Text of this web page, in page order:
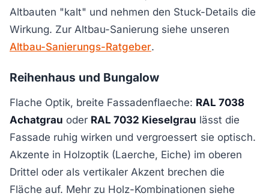
Altbauten "kalt" und nehmen den Stuck-Details die
Wirkung. Zur Altbau-Sanierung siehe unseren
Altbau-Sanierungs-Ratgeber.
Reihenhaus und Bungalow
Flache Optik, breite Fassadenflaeche: RAL 7038
Achatgrau oder RAL 7032 Kieselgrau lässt die
Fassade ruhig wirken und vergroessert sie optisch.
Akzente in Holzoptik (Laerche, Eiche) im oberen
Drittel oder als vertikaler Akzent brechen die
Fläche auf. Mehr zu Holz-Kombinationen siehe